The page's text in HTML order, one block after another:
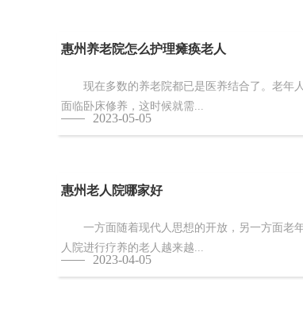
惠州养老院怎么护理瘫痪老人
现在多数的养老院都已是医养结合了。老年
面临卧床修养，这时候就需...
2023-05-05
惠州老人院哪家好
一方面随着现代人思想的开放，另一方面老
人院进行疗养的老人越来越...
2023-04-05